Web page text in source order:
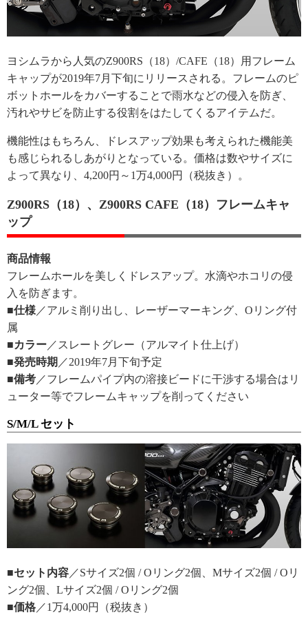
ヨシムラから人気のZ900RS（18）/CAFE（18）用フレーム
キャップが2019年7月下旬にリリースされる。フレームのピ
ボットホールをカバーすることで雨水などの侵入を防ぎ、
汚れやサビを防止する役割をはたしてくるアイテムだ。
機能性はもちろん、ドレスアップ効果も考えられた機能美
も感じられるしあがりとなっている。価格は数やサイズに
よって異なり、4,200円～1万4,000円（税抜き）。
Z900RS（18）、Z900RS CAFE（18）フレームキャ
ップ
商品情報
フレームホールを美しくドレスアップ。水滴やホコリの侵
入を防ぎます。
■仕様 ／アルミ削り出し、レーザーマーキング、Oリング付
属
■カラー ／スレートグレー（アルマイト仕上げ）
■発売時期 ／2019年7月下旬予定
■備考 ／フレームパイプ内の溶接ビードに干渉する場合はリ
ューター等でフレームキャップを削ってください
S/M/L セット
■セット内容 ／Sサイズ2個 / Oリング2個、Mサイズ2個 / Oリ
ング2個、Lサイズ2個 / Oリング2個
■価格 ／1万4,000円（税抜き）